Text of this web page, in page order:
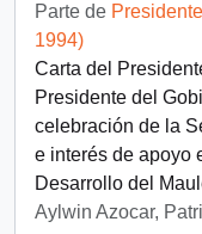
Parte de
1994)
Carta del
Presidente del
celebración de la
e interés de apoyo
Desarrollo del
Aylwin Azocar,